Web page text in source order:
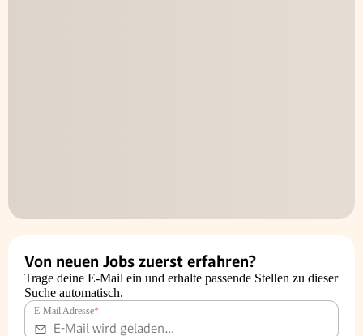
Von neuen Jobs zuerst erfahren?
Trage deine E-Mail ein und erhalte passende Stellen zu dieser
Suche automatisch.
E-Mail Adresse*